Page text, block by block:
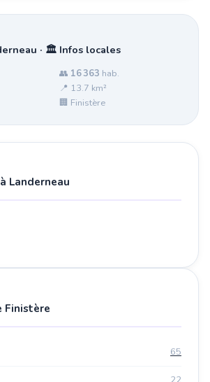
· 🏛️ Infos locales
👥 16 363 hab.
📍 13.7 km²
🏢 Finistère
Landerneau
Finistère
65